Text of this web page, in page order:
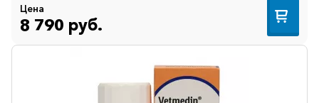
Цена
8 790 руб.